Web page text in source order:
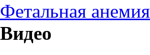
Фетальная
Видео